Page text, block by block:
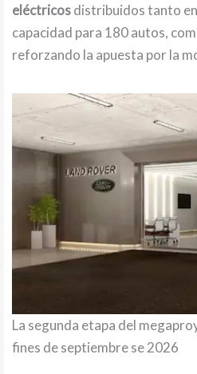
eléctricosdistribuidos tanto
capacidad para 180 autos,
reforzando la apuesta por la
La segunda etapa del
fines de septiembre se 2026